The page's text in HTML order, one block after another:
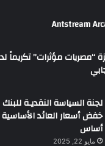
“مصريات مؤثرات” تكريماً
لجنة السياسة النقديـة
أساس
مايو 22, 2025